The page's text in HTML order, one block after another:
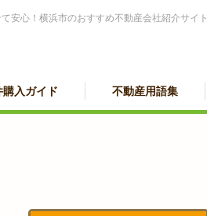
安心！横浜市のおすすめ不動産会社紹介サイト
入ガイド 不動産用語集